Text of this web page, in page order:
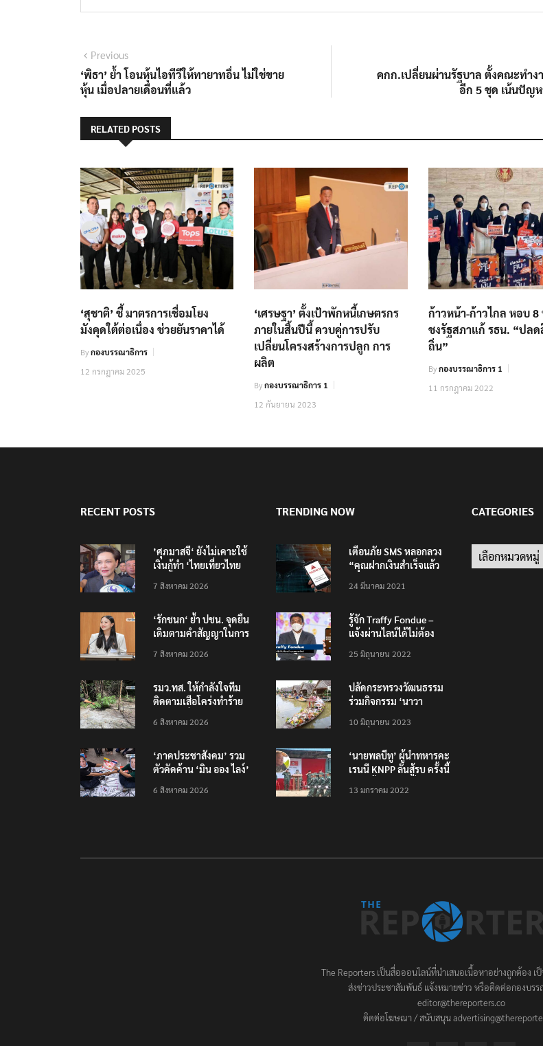
แนะแนว
เรื่อง
PreviousPrevious
post:
‘พิธา’ ย้ำ โอนหุ้นไอทีวีให้ทายาทอื่น ไม่ใช่ขาย
หุ้น เมื่อปลายเดือนที่แล้ว
คกก.เปลี่ยนผ่านรัฐบาล ตั้งคณะทำง
อีก 5 ชุด เน้นปัญ
RELATED POSTS
‘สุชาติ’ ชี้ มาตรการเชื่อมโยง
มังคุดใต้ต่อเนื่อง ช่วยยันราคาได้
Byกองบรรณาธิการ
12 กรกฎาคม 2025
‘เศรษฐา’ ตั้งเป้าพักหนี้เกษตรกร
ภายในสิ้นปีนี้ ควบคู่การปรับ
เปลี่ยนโครงสร้างการปลูก การ
ผลิต
Byกองบรรณาธิการ 1
12 กันยายน 2023
ก้าวหน้า-ก้าวไกล หอบ
ชงรัฐสภาแก้ รธน. “ปล
ถิ่น”
Byกองบรรณาธิการ 1
11 กรกฎาคม 2022
RECENT POSTS
’ศุภมาสจี‘ ยังไม่เคาะใช้
เงินกู้ทำ ‘ไทยเที่ยวไทย
7 สิงหาคม 2026
‘รักชนก‘ ย้ำ ปชน. จุดยืน
เดิมตามคำสัญญาในการ
7 สิงหาคม 2026
รมว.ทส. ให้กำลังใจทีม
ติดตามเสือโคร่งทำร้าย
6 สิงหาคม 2026
‘ภาคประชาสังคม’ รวม
ตัวคัดค้าน ‘มิน ออง ไลง์’
ต้อนรับอาชญากร’
6 สิงหาคม 2026
TRENDING NOW
เตือนภัย SMS หลอกลวง
“คุณฝากเงินสำเร็จแล้ว
200,000 บาท”
24 มีนาคม 2021
รู้จัก Traffy Fondue –
แจ้งผ่านไลน์ได้ไม่ต้อง
ทั่วไทย ไม่ใช่แค่ในกรุง
25 มิถุนายน 2022
ปลัดกระทรวงวัฒนธรรม
ร่วมกิจกรรม ‘นาวา
ตักบาตรทางน้ำ
10 มิถุนายน 2023
‘นายพลบีทู’ ผู้นำทหารคะ
เรนนี KNPP ลั่นสู้รบ ครั้งนี้
ประชาชนต้องชนะ
13 มกราคม 2022
CATEGORIES
Categories
The Reporters เป็นสื่อออนไลน์ที่นำเสนอเนื้อหาอย่างถูกต้อง เ
ส่งข่าวประชาสัมพันธ์ แจ้งหมายข่าว หรือติดต่อกองบรร
editor@thereporters.co
ติดต่อโฆษณา / สนับสนุน